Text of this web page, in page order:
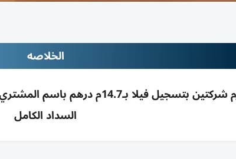
الخلاصه
السداد الكامل